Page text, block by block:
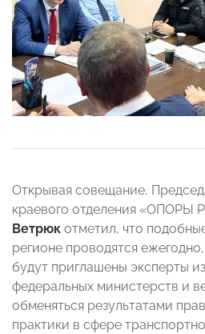
Открывая совещание,
краевого отделения «ОПОРЫ
Ветрюк отметил, что
регионе проводятся
будут приглашены эксперты
федеральных министерств и
обменяться результатами
практики в сфере